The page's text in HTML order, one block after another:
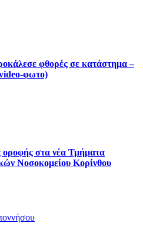
φθορές σε κατάστημα –
φωτο)
οροφής στα νέα Τμήματα
Νοσοκομείου Κορίνθου